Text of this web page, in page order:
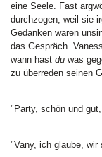
eine Seele. Fast
durchzogen, weil sie
Gedanken waren
das Gespräch.
wann hast du was
zu überreden seinen
"Party, schön und
"Vany, ich glaube, wir